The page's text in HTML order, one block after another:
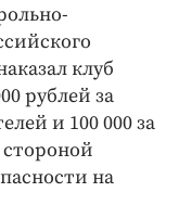
клуб
рублей за
и 100 000 за
на